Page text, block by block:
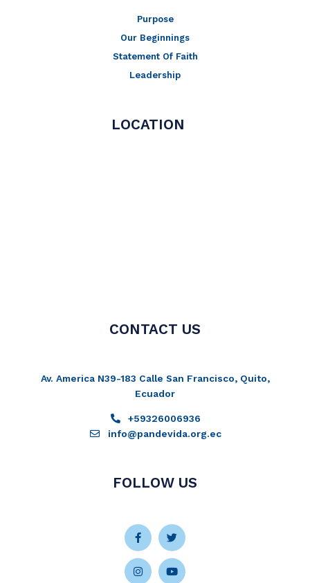
Purpose
Our Beginnings
Statement Of Faith
Leadership
LOCATION
CONTACT US
Av. America N39-183 Calle San Francisco, Quito,
Ecuador
+59326006936
info@pandevida.org.ec
FOLLOW US